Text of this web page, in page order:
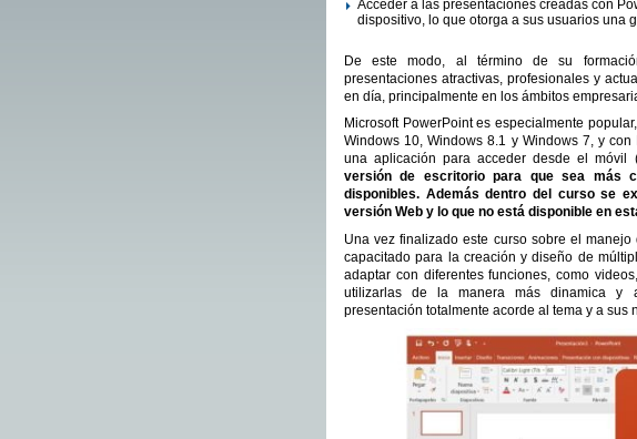
Acceder a las presentaciones creadas con
dispositivo, lo que otorga a sus usuarios una
De este modo, al término de su
presentaciones atractivas, profesionales y
en día, principalmente en los ámbitos
Microsoft PowerPoint es especialmente
Windows 10, Windows 8.1 y Windows 7, y
una aplicación para acceder desde el móvil
versión de escritorio para que sea más
disponibles. Además dentro del curso se
versión Web y lo que no está disponible en
Una vez finalizado este curso sobre el manejo
capacitado para la creación y diseño de
adaptar con diferentes funciones, como
utilizarlas de la manera más dinamica y
presentación totalmente acorde al tema y a sus